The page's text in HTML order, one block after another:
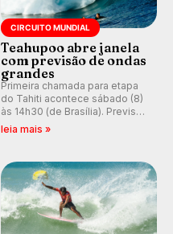
CIRCUITO MUNDIAL
Teahupoo abre janela
com previsão de ondas
grandes
Primeira chamada para etapa
do Tahiti acontece sábado (8)
às 14h30 (de Brasília). Previsão
indica swell consistente.
Kelly Slater convidado.
leia mais »